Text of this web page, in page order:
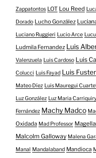
Zappatontos LOT Lou Reed
Dorado Lucho González
Luciano Ruggieri Lucio Arce
Ludmila Fernandez Luis
Valenzuela Luis Cardoso Luis
Colucci Luis Fayad Luis Fuster
Mateo Díez Luis Mauregui
Luz González Luz Maria
Fernández Machy Madco
Oxidada Mad Professor
Malcolm Galloway Malena
Manal Mandalaband Mandioca